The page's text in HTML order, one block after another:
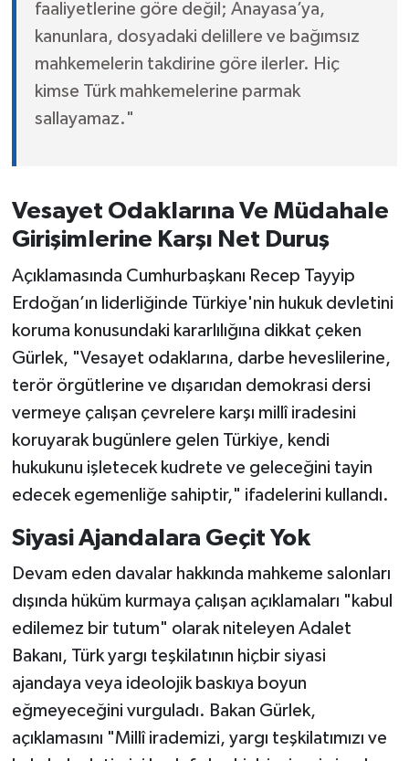
faaliyetlerine göre değil; Anayasa’ya,
kanunlara, dosyadaki delillere ve bağımsız
mahkemelerin takdirine göre ilerler. Hiç
kimse Türk mahkemelerine parmak
sallayamaz."
Vesayet Odaklarına Ve Müdahale
Girişimlerine Karşı Net Duruş
Açıklamasında Cumhurbaşkanı Recep Tayyip
Erdoğan’ın liderliğinde Türkiye'nin hukuk devletini
koruma konusundaki kararlılığına dikkat çeken
Gürlek, "Vesayet odaklarına, darbe heveslilerine,
terör örgütlerine ve dışarıdan demokrasi dersi
vermeye çalışan çevrelere karşı millî iradesini
koruyarak bugünlere gelen Türkiye, kendi
hukukunu işletecek kudrete ve geleceğini tayin
edecek egemenliğe sahiptir," ifadelerini kullandı.
Siyasi Ajandalara Geçit Yok
Devam eden davalar hakkında mahkeme salonları
dışında hüküm kurmaya çalışan açıklamaları "kabul
edilemez bir tutum" olarak niteleyen Adalet
Bakanı, Türk yargı teşkilatının hiçbir siyasi
ajandaya veya ideolojik baskıya boyun
eğmeyeceğini vurguladı. Bakan Gürlek,
açıklamasını "Millî irademizi, yargı teşkilatımızı ve